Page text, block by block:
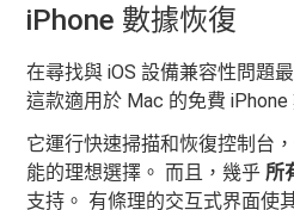
iPhone 數據恢復
在尋找與 iOS 設備兼容性問題
這款適用於 Mac 的免費 iPhone
它運行快速掃描和恢復控制台
能的理想選擇。 而且，幾乎 所
支持。 有條理的交互式界面使